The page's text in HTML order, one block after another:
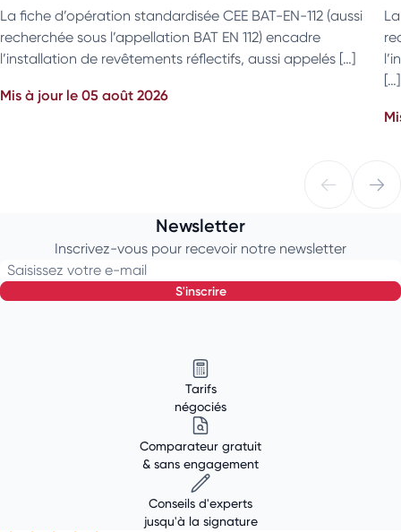
La fiche d’opération standardisée CEE BAT-EN-112 (aussi
recherchée sous l’appellation BAT EN 112) encadre
l’installation de revêtements réflectifs, aussi appelés […]
Mis à jour le 05 août 2026
[…]
Newsletter
Inscrivez-vous pour recevoir notre newsletter
Saisissez votre e-mail
s'inscrire
Tarifs
négociés
Comparateur gratuit
& sans engagement
Conseils d'experts
jusqu'à la signature